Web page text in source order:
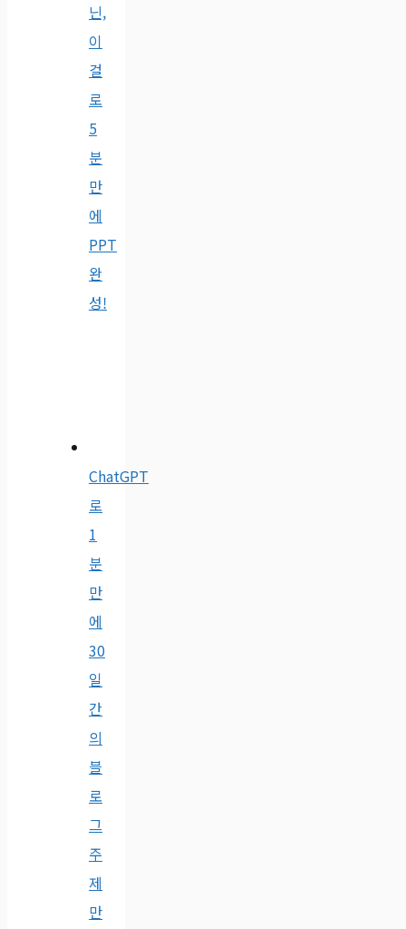
닌,
이
걸
로
5
분
만
에
PPT
완
성!
ChatGPT
로
1
분
만
에
30
일
간
의
블
로
그
주
제
만